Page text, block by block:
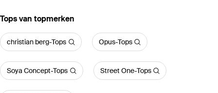
‪Tops‬ van topmerken
christian berg-Tops Opus-Tops
Soya Concept-Tops Street One-Tops